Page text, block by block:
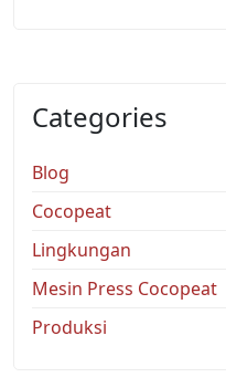
Categories
Blog
Cocopeat
Lingkungan
Mesin Press Cocopeat
Produksi